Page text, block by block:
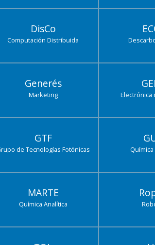
DisCo
Computación Distribuida
Generés
Marketing Electrónica
GTF
de Tecnologías Fotónicas Química
MARTE
Química Analítica